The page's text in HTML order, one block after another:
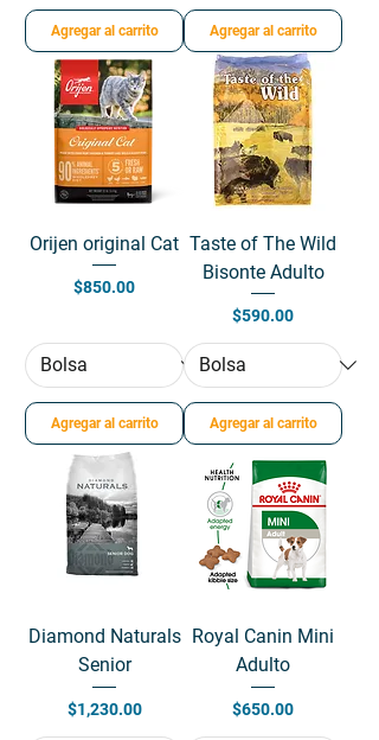
Agregar al carrito Agregar al carrito
Orijen original Cat
Precio
$850.00
Agregar al carrito
Taste of The Wild
Bisonte Adulto
Precio
$590.00
Agregar al carrito
Diamond Naturals
Senior
Precio
$1,230.00
Royal Canin Mini
Adulto
Precio
$650.00